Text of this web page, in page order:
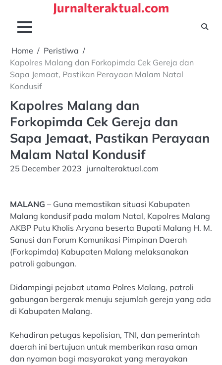
content
Jurnalteraktual.com
Home
Peristiwa
Kapolres Malang dan Forkopimda Cek Gereja dan
Sapa Jemaat, Pastikan Perayaan Malam Natal
Kondusif
Kapolres Malang dan
Forkopimda Cek Gereja dan
Sapa Jemaat, Pastikan Perayaan
Malam Natal Kondusif
25 December 2023 jurnalteraktual.com
MALANG – Guna memastikan situasi Kabupaten
Malang kondusif pada malam Natal, Kapolres Malang
AKBP Putu Kholis Aryana beserta Bupati Malang H. M.
Sanusi dan Forum Komunikasi Pimpinan Daerah
(Forkopimda) Kabupaten Malang melaksanakan
patroli gabungan.
Didampingi pejabat utama Polres Malang, patroli
gabungan bergerak menuju sejumlah gereja yang ada
di Kabupaten Malang.
Kehadiran petugas kepolisian, TNI, dan pemerintah
daerah ini bertujuan untuk memberikan rasa aman
dan nyaman bagi masyarakat yang merayakan